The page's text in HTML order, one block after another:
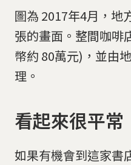
圖為 2017年4月，地
張的畫面。整間咖啡
幣約 80萬元)，並由
理。
看起來很平常
如果有機會到這家書